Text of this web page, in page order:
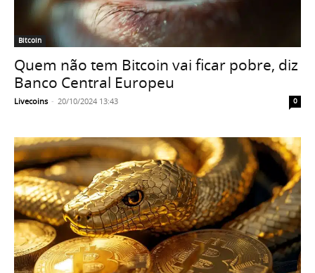
Bitcoin
Quem não tem Bitcoin vai ficar pobre, diz
Banco Central Europeu
Livecoins - 20/10/2024 13:43 0